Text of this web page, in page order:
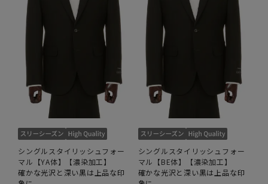
シングルスタイリッシュフォー
マル【YA体】【濃染加工】
確かな光沢と深い黒は上品な印
シングルスタイリッシュフォー
マル【BE体】【濃染加工】
確かな光沢と深い黒は上品な印